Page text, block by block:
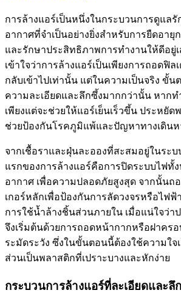
การล้างแอร์เป็นหนึ่งในกระบวนการดูแลรั
อากาศที่จำเป็นอย่างยิ่งสำหรับการยืดอายุ
และรักษาประสิทธิภาพการทำงานให้ดีอยู่
เข้าใจว่าการล้างแอร์เป็นเพียงการถอดฟิ
กลับเข้าไปเท่านั้น แต่ในความเป็นจริง ขั้น
ความละเอียดและลึกซึ้งมากกว่านั้น หากท
เพียงแต่จะช่วยให้แอร์เย็นเร็วขึ้น ประหยั
ช่วยป้องกันโรคภูมิแพ้และปัญหาทางเดินห
จากเชื้อราและฝุ่นละอองที่สะสมอยู่ในระ
แรกของการล้างแอร์คือการปิดระบบไฟทั้
อากาศ เพื่อความปลอดภัยสูงสุด จากนั้นถ
เกอร์หลักเพื่อป้องกันการลัดวงจรหรือไฟฟ้
การใช้น้ำล้างชิ้นส่วนภายใน เมื่อแน่ใจว่า
จึงเริ่มต้นด้วยการถอดหน้ากากหรือฝาคร
ระมัดระวัง ซึ่งในขั้นตอนนี้ต้องใช้ความใจ
ส่วนเป็นพลาสติกที่เปราะบางและหักง่าย
กระบวนการล้างแอร์ที่ละเอียดและ